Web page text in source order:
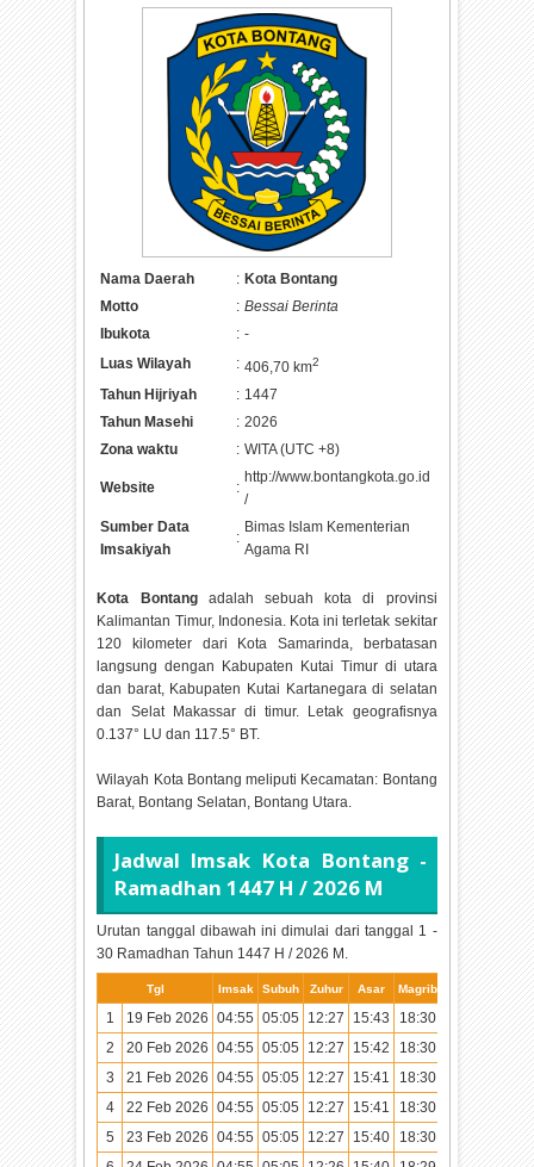
Nama Daerah : Kota Bontang
Motto
: Bessai Berinta
Ibukota
: -
Luas Wilayah
: 406,70 km2
Tahun Hijriyah : 1447
Tahun Masehi
: 2026
Zona waktu
: WITA (UTC +8)
Website :
http://www.bontangkota.go.id
/
Sumber Data
Imsakiyah
:
Bimas Islam Kementerian
Agama RI
Kota Bontangadalah sebuah kota di provinsi
Kalimantan Timur, Indonesia. Kota ini terletak sekitar
120 kilometer dari Kota Samarinda, berbatasan
langsung dengan Kabupaten Kutai Timur di utara
dan barat, Kabupaten Kutai Kartanegara di selatan
dan Selat Makassar di timur. Letak geografisnya
0.137° LU dan 117.5° BT.
Wilayah Kota Bontang meliputi Kecamatan: Bontang
Barat, Bontang Selatan, Bontang Utara.
Jadwal Imsak Kota Bontang -
Ramadhan 1447 H / 2026 M
Urutan tanggal dibawah ini dimulai dari tanggal 1 -
30 Ramadhan Tahun 1447 H / 2026 M.
Tgl Imsak Subuh Zuhur Asar Magrib Isya
1 19 Feb 2026 04:55 05:05 12:27 15:43 18:30
19:39
2
20 Feb 2026 04:55 05:05 12:27 15:42 18:30
19:39
3
21 Feb 2026 04:55 05:05 12:27 15:41 18:30
19:39
4
22 Feb 2026 04:55 05:05 12:27 15:41 18:30
19:39
5
23 Feb 2026 04:55 05:05 12:27 15:40 18:30
19:38